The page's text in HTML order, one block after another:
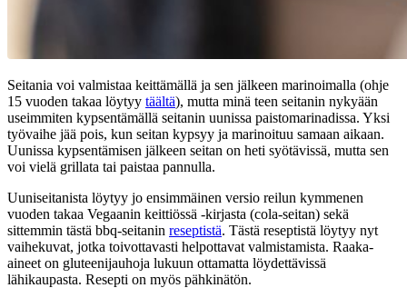
Seitania voi valmistaa keittämällä ja sen jälkeen marinoimalla (ohje
15 vuoden takaa löytyy täältä), mutta minä teen seitanin nykyään
useimmiten kypsentämällä seitanin uunissa paistomarinadissa. Yksi
työvaihe jää pois, kun seitan kypsyy ja marinoituu samaan aikaan.
Uunissa kypsentämisen jälkeen seitan on heti syötävissä, mutta sen
voi vielä grillata tai paistaa pannulla.
Uuniseitanista löytyy jo ensimmäinen versio reilun kymmenen
vuoden takaa Vegaanin keittiössä -kirjasta (cola-seitan) sekä
sittemmin tästä bbq-seitanin reseptistä. Tästä reseptistä löytyy nyt
vaihekuvat, jotka toivottavasti helpottavat valmistamista. Raaka-
aineet on gluteenijauhoja lukuun ottamatta löydettävissä
lähikaupasta. Resepti on myös pähkinätön.